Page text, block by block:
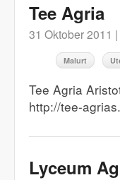
Tee Agria
31 Oktober 2011 |
Malurt
Tee Agria
http://tee-
Lyceum